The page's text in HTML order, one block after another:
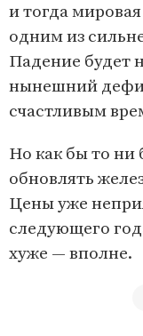
и тогда
одним из
Падение будет
нынешний
счастливым
Но как бы то ни
обновлять
Цены уже
следующего
хуже — вполне.